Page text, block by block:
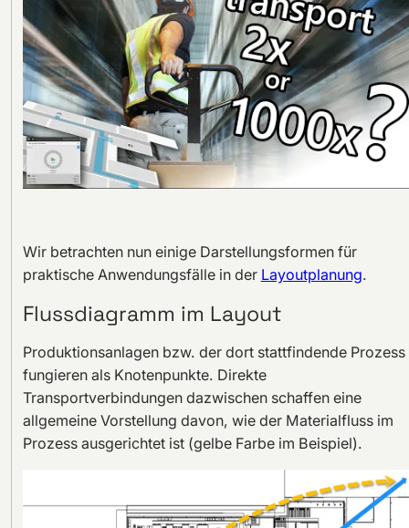
Wir betrachten nun einige Darstellungsformen für
praktische Anwendungsfälle in der Layoutplanung.
Flussdiagramm im Layout
Produktionsanlagen bzw. der dort stattfindende Prozess
fungieren als Knotenpunkte. Direkte
Transportverbindungen dazwischen schaffen eine
allgemeine Vorstellung davon, wie der Materialfluss im
Prozess ausgerichtet ist (gelbe Farbe im Beispiel).